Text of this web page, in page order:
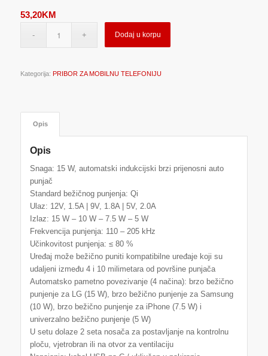
53,20KM
Dodaj u korpu
Kategorija: PRIBOR ZA MOBILNU TELEFONIJU
Opis
Opis
Snaga: 15 W, automatski indukcijski brzi prijenosni auto
punjač
Standard bežičnog punjenja: Qi
Ulaz: 12V, 1.5A | 9V, 1.8A | 5V, 2.0A
Izlaz: 15 W – 10 W – 7.5 W – 5 W
Frekvencija punjenja: 110 – 205 kHz
Učinkovitost punjenja: ≤ 80 %
Uređaj može bežično puniti kompatibilne uređaje koji su
udaljeni između 4 i 10 milimetara od površine punjača
Automatsko pametno povezivanje (4 načina): brzo bežično
punjenje za LG (15 W), brzo bežično punjenje za Samsung
(10 W), brzo bežično punjenje za iPhone (7.5 W) i
univerzalno bežično punjenje (5 W)
U setu dolaze 2 seta nosača za postavljanje na kontrolnu
ploču, vjetrobran ili na otvor za ventilaciju